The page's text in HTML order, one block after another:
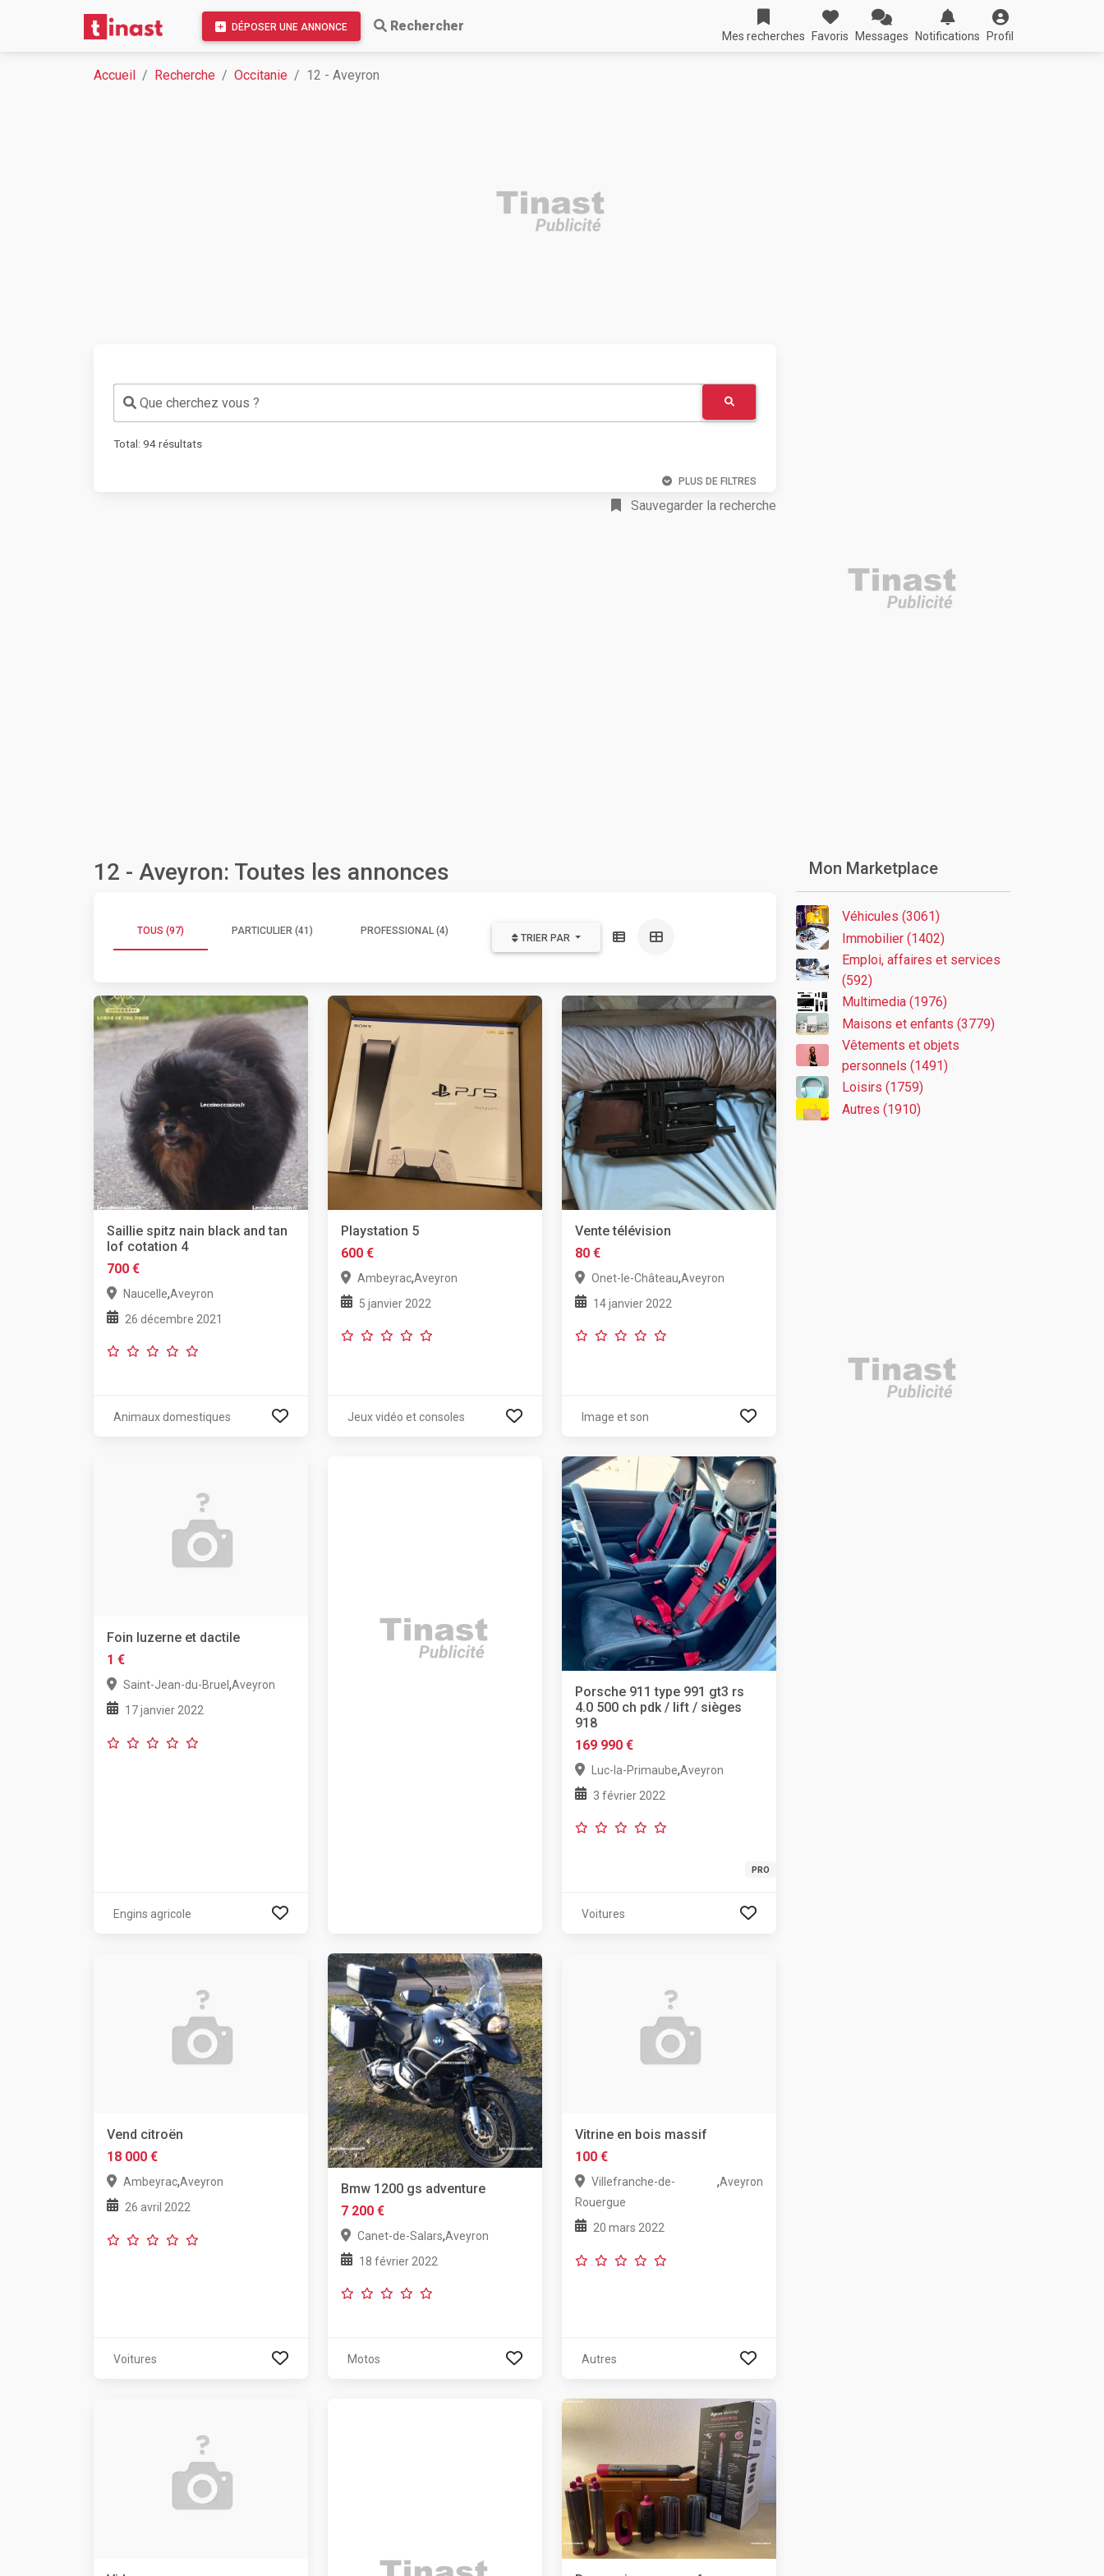
DÉPOSER UNE ANNONCE Rechercher
Mes recherches Favoris Messages Notifications Profil
Accueil Recherche Occitanie 12 - Aveyron
Que cherchez vous ?
Total: 94résultats
PLUS DE FILTRES
Sauvegarder la recherche
12 - Aveyron: Toutes les annonces
TOUS (97) PARTICULIER (41) PROFESSIONAL (4)
TRIER PAR
Saillie spitz nain black and tan
lof cotation 4
700 €
Naucelle,Aveyron
26 décembre 2021
Animaux domestiques
Playstation 5
600 €
Ambeyrac,Aveyron
5 janvier 2022
Jeux vidéo et consoles
Vente télévision
80 €
Onet-le-Château,Aveyron
14 janvier 2022
Image et son
Foin luzerne et dactile
1 €
Saint-Jean-du-Bruel ,Aveyron
17 janvier 2022
Engins agricole
Porsche 911 type 991 gt3 rs
4.0 500 ch pdk / lift / sièges
918
169 990 €
Luc-la-Primaube,Aveyron
3 février 2022
PRO
Voitures
Vend citroën
18 000 €
Ambeyrac,Aveyron
26 avril 2022
Voitures
Bmw 1200 gs adventure
7 200 €
Canet-de-Salars,Aveyron
18 février 2022
Motos
Vitrine en bois massif
100 €
Villefranche-de-
Rouergue
,Aveyron
20 mars 2022
Autres
Mon Marketplace
Véhicules (3061)
Immobilier (1402)
Emploi, affaires et services
(592)
Multimedia (1976)
Maisons et enfants (3779)
Vêtements et objets
personnels (1491)
Loisirs (1759)
Autres (1910)